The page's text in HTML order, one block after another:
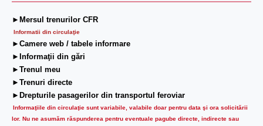
►Mersul trenurilor CFR
Informatii din circulaţie
►Camere web / tabele informare
►Informaţii din gări
►Trenul meu
►Trenuri directe
►Drepturile pasagerilor din transportul feroviar
Informaţiile din circulaţie sunt variabile, valabile doar pentru data şi ora solicitării
lor. Nu ne asumăm răspunderea pentru eventuale pagube directe, indirecte sau